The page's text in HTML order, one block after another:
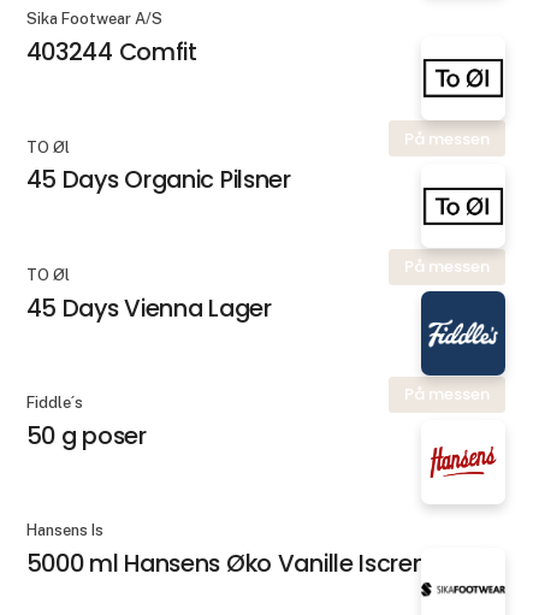
Sika Footwear A/S
403244 Comfit
På messen
TO Øl
45 Days Organic Pilsner
På messen
TO Øl
45 Days Vienna Lager
På messen
Fiddle´s
50 g poser
Hansens Is
5000 ml Hansens Øko Vanille Iscreme